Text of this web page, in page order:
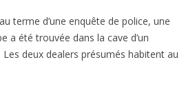
terme d’une enquête de police, une
a été trouvée dans la cave d’un
Les deux dealers présumés habitent au